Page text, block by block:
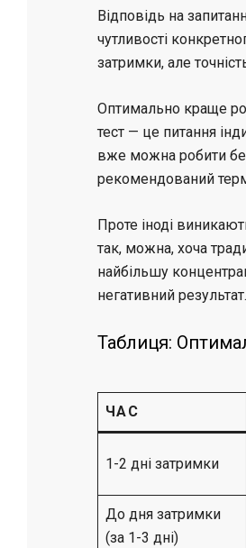
Відповідь на
чутливості
затримки, але
Оптимально краще
тест — це питання
вже можна робити
рекомендований
Проте іноді
так, можна, хоча
найбільшу
негативний результат.
Таблиця:
ЧАС
1-2 дні затримки
До дня затримки
(за 1-3 дні)